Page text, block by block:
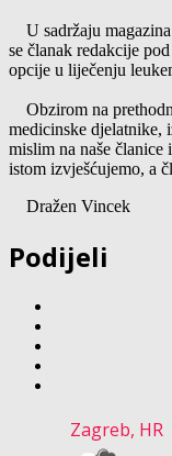
U sadržaju
se članak redakcije
opcije u liječenju
Obzirom na
medicinske djelatnike,
mislim na naše
istom izvješćujemo, a
Dražen Vincek
Podijeli
Zagreb, HR